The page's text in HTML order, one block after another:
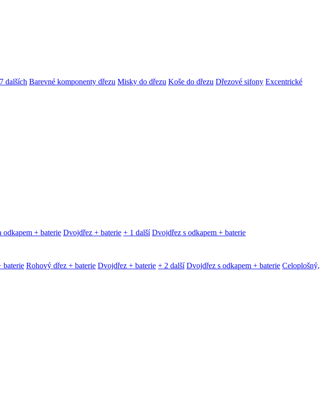
dalších Barevné komponenty dřezu Misky do dřezu Koše do dřezu Dřezové sifony Excentrické
odkapem + baterie Dvojdřez + baterie + 1 další Dvojdřez s odkapem + baterie
baterie Rohový dřez + baterie Dvojdřez + baterie + 2 další Dvojdřez s odkapem + baterie Celoplošný,